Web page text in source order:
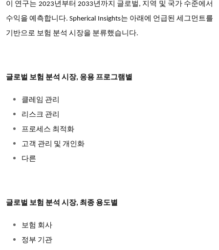
이 연구는 2023년부터 2033년까지 글로벌, 지역 및 국가 수준에서
수익을 예측합니다. Spherical Insights는 아래에 언급된 세그먼트를
기반으로 보험 분석 시장을 분류했습니다.
글로벌 보험 분석 시장, 응용 프로그램별
클레임 관리
리스크 관리
프로세스 최적화
고객 관리 및 개인화
다른
글로벌 보험 분석 시장, 최종 용도별
보험 회사
정부 기관